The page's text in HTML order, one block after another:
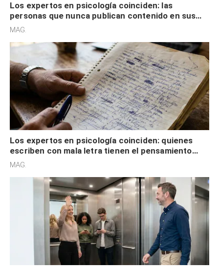
Los expertos en psicología coinciden: las
personas que nunca publican contenido en sus
redes sociales no pretenden buscar validación
MAG.
Los expertos en psicología coinciden: quienes
escriben con mala letra tienen el pensamiento
acelerado y no lo hacen por desinterés
MAG.